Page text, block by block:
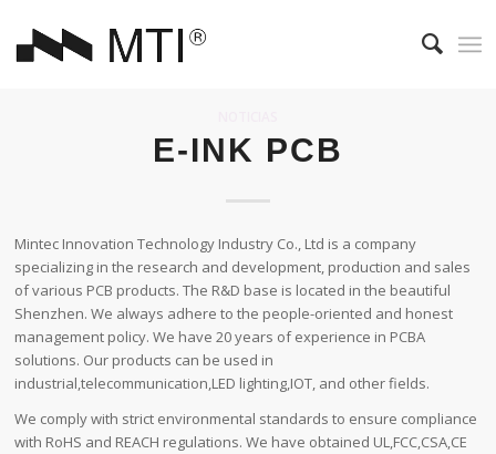
E-INK PCB
Mintec Innovation Technology Industry Co., Ltd is a company
specializing in the research and development, production and sales
of various PCB products. The R&D base is located in the beautiful
Shenzhen. We always adhere to the people-oriented and honest
management policy. We have 20 years of experience in PCBA
solutions. Our products can be used in
industrial,telecommunication,LED lighting,IOT, and other fields.
We comply with strict environmental standards to ensure compliance
with RoHS and REACH regulations. We have obtained UL,FCC,CSA,CE